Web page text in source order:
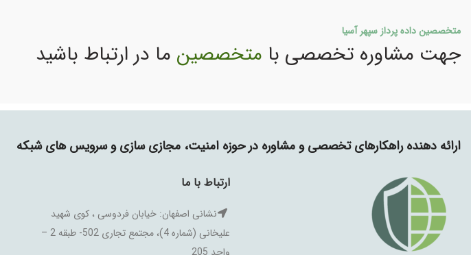
متخصصین داده پرداز سپهر آسیا
جهت مشاوره تخصصی با متخصصین ما در ارتباط باشید
ارائه دهنده راهکارهای تخصصی و مشاوره در حوزه امنیت، مجازی سازی و سرویس های شبکه
ارتباط با ما
نشانی اصفهان: خیابان فردوسی ، کوی شهید
علیخانی (شماره 4)، مجتمع تجاری 502- طبقه 2 –